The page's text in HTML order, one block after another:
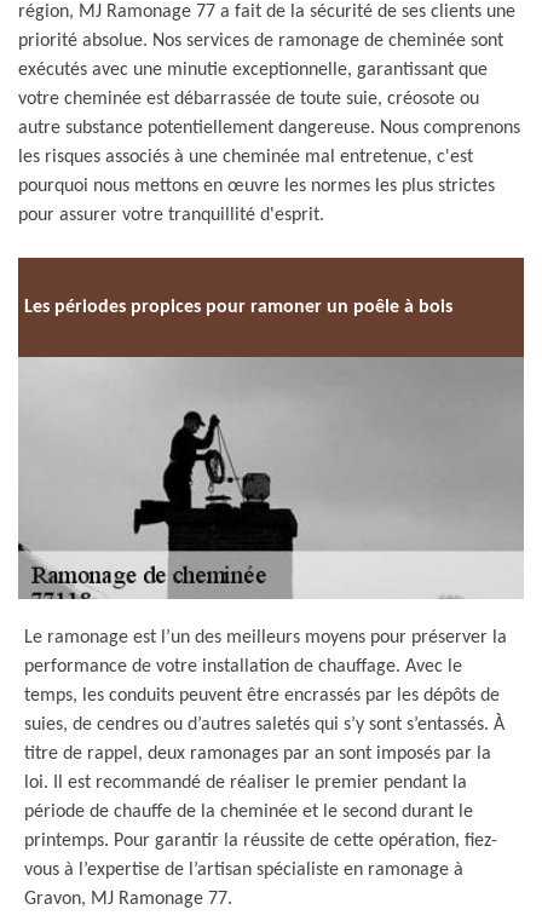
région, MJ Ramonage 77 a fait de la sécurité de ses clients une
priorité absolue. Nos services de ramonage de cheminée sont
exécutés avec une minutie exceptionnelle, garantissant que
votre cheminée est débarrassée de toute suie, créosote ou
autre substance potentiellement dangereuse. Nous comprenons
les risques associés à une cheminée mal entretenue, c'est
pourquoi nous mettons en œuvre les normes les plus strictes
pour assurer votre tranquillité d'esprit.
Les périodes propices pour ramoner un poêle à bois
Le ramonage est l’un des meilleurs moyens pour préserver la
performance de votre installation de chauffage. Avec le
temps, les conduits peuvent être encrassés par les dépôts de
suies, de cendres ou d’autres saletés qui s’y sont s’entassés. À
titre de rappel, deux ramonages par an sont imposés par la
loi. Il est recommandé de réaliser le premier pendant la
période de chauffe de la cheminée et le second durant le
printemps. Pour garantir la réussite de cette opération, fiez-
vous à l’expertise de l’artisan spécialiste en ramonage à
Gravon, MJ Ramonage 77.